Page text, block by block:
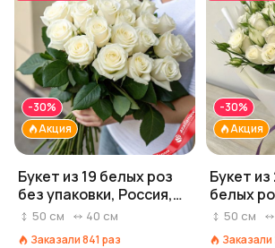
Акция
-30%
Букет из 19 белых роз
без упаковки, Россия,
50 см
50 см 40 см
Заказали841 раз
Акция
-30%
Букет
белых
пленке,
50 см
Заказали